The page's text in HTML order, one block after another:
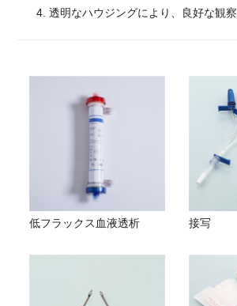
透明なハウジングにより、良好な観察
低フラックス血液透析 接写